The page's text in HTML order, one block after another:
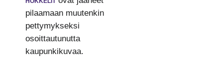
pilaamaan muutenkin
pettymykseksi
osoittautunutta
kaupunkikuvaa.